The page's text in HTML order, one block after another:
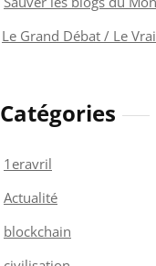
Le Grand Débat / Le
Catégories
1eravril
Actualité
blockchain